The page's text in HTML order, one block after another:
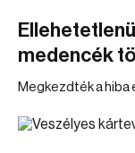
medencék
Megkezdték a hiba